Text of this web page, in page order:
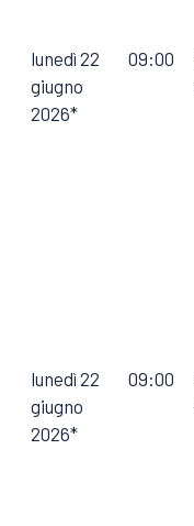
lunedì 22
giugno
2026*
09:00
lunedì 22
giugno
2026*
09:00